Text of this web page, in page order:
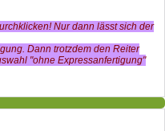
Nur dann lässt sich der
Dann trotzdem den Reiter
"ohne Expressanfertigung"